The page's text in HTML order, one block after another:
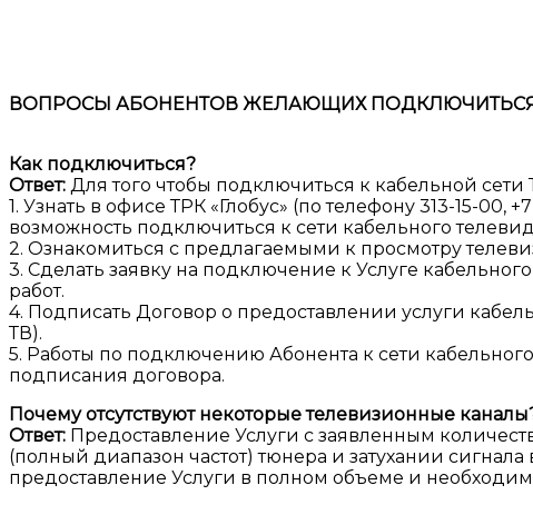
ВОПРОСЫ АБОНЕНТОВ ЖЕЛАЮЩИХ ПОДКЛЮЧИТЬСЯ
Как подключиться?
Ответ: Для того чтобы подключиться к кабельной сети
1. Узнать в офисе ТРК «Глобус» (по телефону 313-15-
возможность подключиться к сети кабельного
2. Ознакомиться с предлагаемыми к просмотру
3. Сделать заявку на подключение к Услуге
работ.
4. Подписать Договор о предоставлении услуги
ТВ).
5. Работы по подключению Абонента к сети
подписания договора.
Почему отсутствуют некоторые телевизионные
Ответ: Предоставление Услуги с заявленным
(полный диапазон частот) тюнера и затухании
предоставление Услуги в полном объеме и